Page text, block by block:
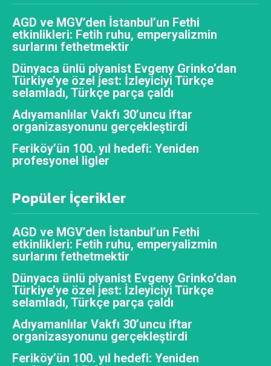
AGD ve MGV’den İstanbul’un Fethi
etkinlikleri: Fetih ruhu, emperyalizmin
surlarını fethetmektir
Dünyaca ünlü piyanist Evgeny Grinko’dan
Türkiye’ye özel jest: İzleyiciyi Türkçe
selamladı, Türkçe parça çaldı
Adıyamanlılar Vakfı 30’uncu iftar
organizasyonunu gerçekleştirdi
Feriköy’ün 100. yıl hedefi: Yeniden
profesyonel ligler
Popüler İçerikler
AGD ve MGV’den İstanbul’un Fethi
etkinlikleri: Fetih ruhu, emperyalizmin
surlarını fethetmektir
Dünyaca ünlü piyanist Evgeny Grinko’dan
Türkiye’ye özel jest: İzleyiciyi Türkçe
selamladı, Türkçe parça çaldı
Adıyamanlılar Vakfı 30’uncu iftar
organizasyonunu gerçekleştirdi
Feriköy’ün 100. yıl hedefi: Yeniden